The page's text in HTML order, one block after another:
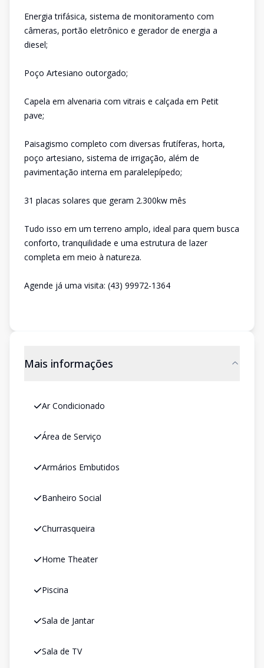
Energia trifásica, sistema de monitoramento com
câmeras, portão eletrônico e gerador de energia a
diesel;
Poço Artesiano outorgado;
Capela em alvenaria com vitrais e calçada em Petit
pave;
Paisagismo completo com diversas frutíferas, horta,
poço artesiano, sistema de irrigação, além de
pavimentação interna em paralelepípedo;
31 placas solares que geram 2.300kw mês
Tudo isso em um terreno amplo, ideal para quem busca
conforto, tranquilidade e uma estrutura de lazer
completa em meio à natureza.
Agende já uma visita: (43) 99972-1364
Mais informações
Ar Condicionado
Área de Serviço
Armários Embutidos
Banheiro Social
Churrasqueira
Home Theater
Piscina
Sala de Jantar
Sala de TV